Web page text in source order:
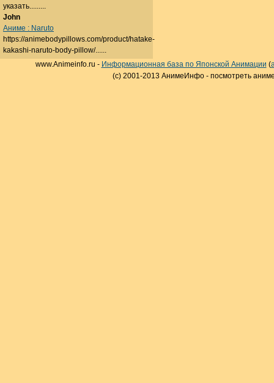
указать.........
John
Аниме : Naruto
https://animebodypillows.com/product/hatake-
kakashi-naruto-body-pillow/......
www.Animeinfo.ru - Информационная база по Японской Анимации (
(c) 2001-2013 АнимеИнфо - посмотреть